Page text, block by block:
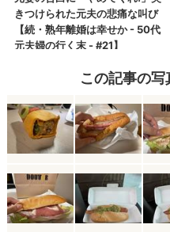
この記事の写